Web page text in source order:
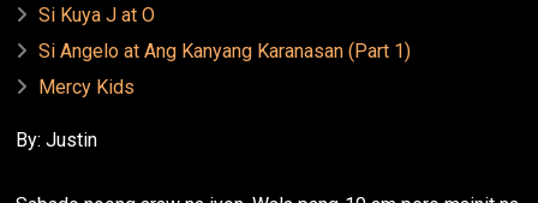
Si Kuya J at O
Si Angelo at Ang Kanyang Karanasan (Part 1)
Mercy Kids
By: Justin